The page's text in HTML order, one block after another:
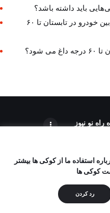
باید داشته باشد؟
چرا کابین خودرو در تابستان تا ۶۰
شود؟
راه‌ نو نیوز
محفوظ است و هرگونه کپی
ممنوع می باشد.
استفاده ما از کوکی ها بیشتر
کوکی ها
رد کردن